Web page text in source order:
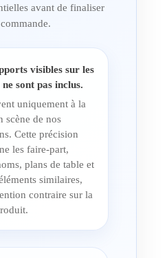
avant de finaliser
visibles sur les
sont pas inclus.
uniquement à la
scène de nos
Cette précision
les faire-part,
plans de table et
similaires,
contraire sur la